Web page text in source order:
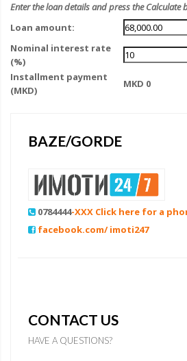
Enter the loan details and press the Calculate
Loan amount:
Nominal interest rate
(%)
Installment payment
(MKD)
MKD 0
BAZE/GORDE
0784444-XXX Click here for a
facebook.com/ imoti247
CONTACT US
HAVE A QUESTIONS?